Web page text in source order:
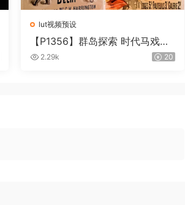
lut视频预设
【P1356】群岛探索 时代马戏团
– QUEST 60 调色预设Archipela
2.29k 20